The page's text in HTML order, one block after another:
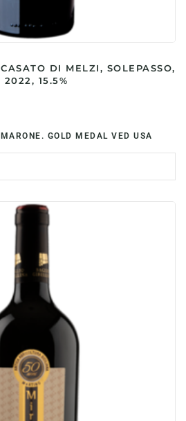
DI MELZI, SOLEPASSO,
2022, 15.5%
GOLD MEDAL VED USA